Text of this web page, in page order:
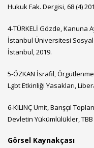
Hukuk Fak. Dergisi, 68 (4)
4-TÜRKELİ Gözde, Kanuna
İstanbul Üniversitesi
İstanbul, 2019.
5-ÖZKAN İsrafil,
Lgbt Etkinliği Yasakları,
6-KILINÇ Ümit, Barışçıl
Devletin Yükümlülükler, TBB
Görsel Kaynakçası